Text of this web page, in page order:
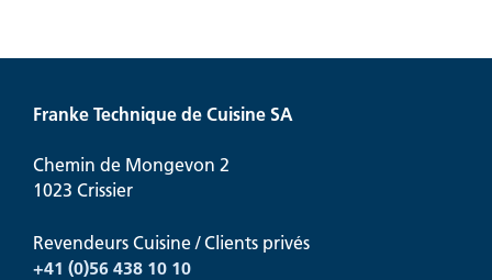
Franke Technique de Cuisine SA
Chemin de Mongevon 2
1023 Crissier
Revendeurs Cuisine / Clients privés
+41 (0)56 438 10 10